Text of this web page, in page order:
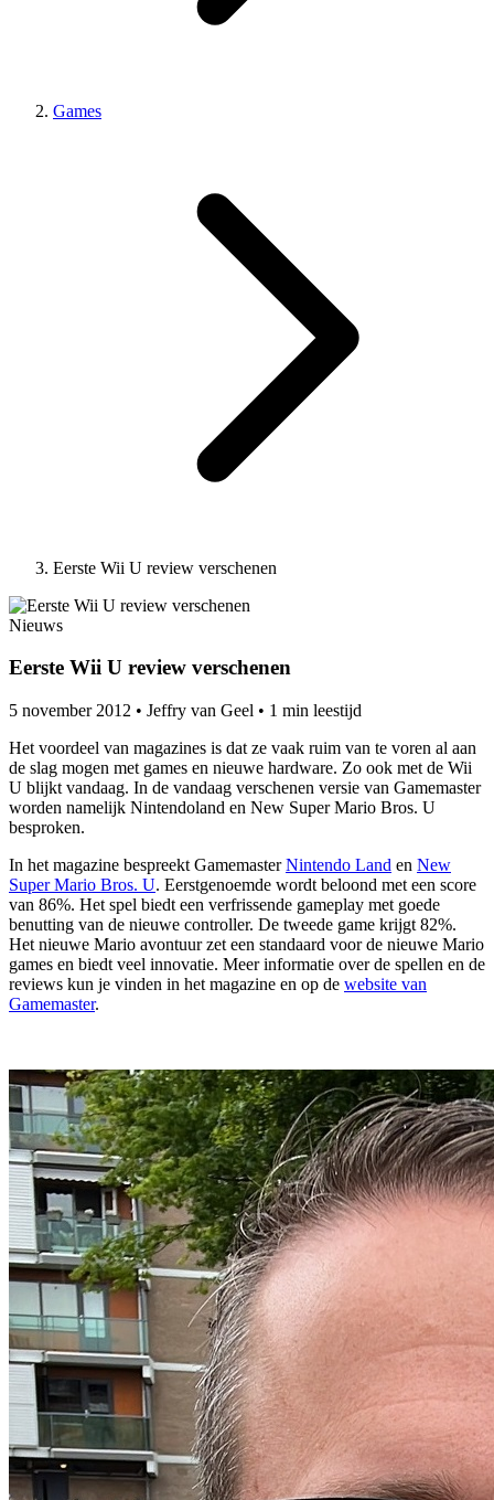
Games
Eerste Wii U review verschenen
Nieuws
Eerste Wii U review verschenen
5 november 2012 • Jeffry van Geel • 1 min leestijd
Het voordeel van magazines is dat ze vaak ruim van te voren al aan
de slag mogen met games en nieuwe hardware. Zo ook met de Wii
U blijkt vandaag. In de vandaag verschenen versie van Gamemaster
worden namelijk Nintendoland en New Super Mario Bros. U
besproken.
In het magazine bespreekt GamemasterNintendo Land en New
Super Mario Bros. U. Eerstgenoemde wordt beloond met een score
van 86%. Het spel biedt een verfrissende gameplay met goede
benutting van de nieuwe controller. De tweede game krijgt 82%.
Het nieuwe Mario avontuur zet een standaard voor de nieuwe Mario
games en biedt veel innovatie. Meer informatie over de spellen en de
reviews kun je vinden in het magazine en op de website van
Gamemaster.